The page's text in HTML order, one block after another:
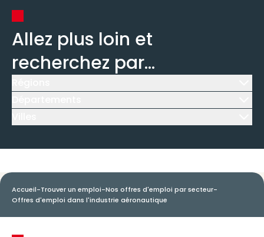
Allez plus loin et
recherchez par...
Accueil-Trouver un emploi-Nos offres d'emploi par secteur-
Offres d'emploi dans l'industrie aéronautique